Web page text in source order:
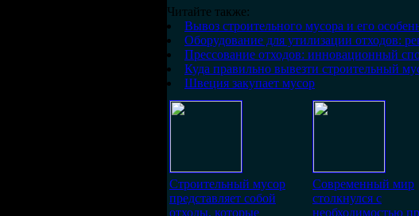
Читайте также:
Вывоз строительного мусора и его
Оборудование для утилизации отходов:
Прессование отходов: инновационный
Куда правильно вывезти строительный
Швеция закупает мусор
Строительный мусор
представляет собой
отходы, которые
Современный мир
столкнулся с
необходимостью